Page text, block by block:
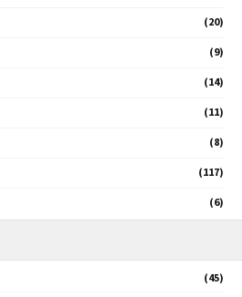
(20)
(9)
(14)
(11)
(8)
(117)
(6)
(45)